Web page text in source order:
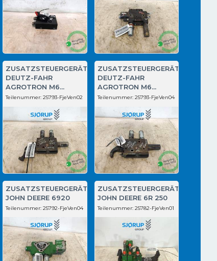
ZUSATZSTEUERGERÄT
DEUTZ-FAHR
AGROTRON M6...
Teilenummer: 25793-FjeVen02
ZUSATZSTEUERGERÄT
DEUTZ-FAHR
AGROTRON M6...
Teilenummer: 25793-FjeVen04
ZUSATZSTEUERGERÄT
JOHN DEERE 6920
Teilenummer: 25792-FjeVen04
ZUSATZSTEUERGERÄT
JOHN DEERE 6R 250
Teilenummer: 25782-FjeVen01